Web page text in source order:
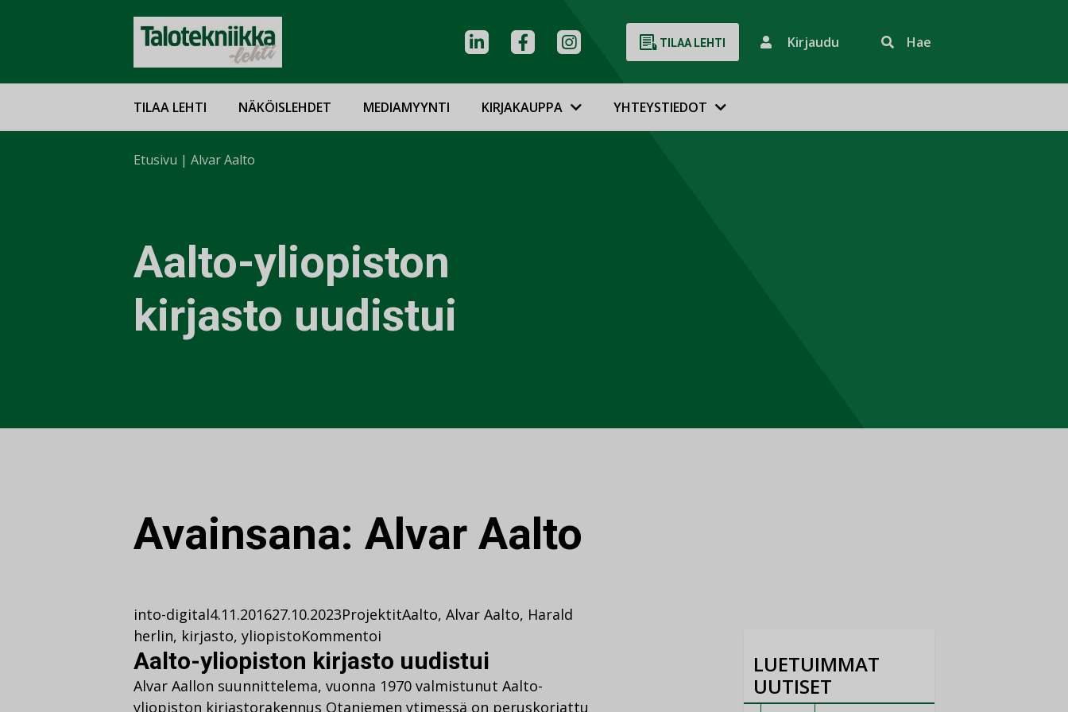
TILAA LEHTI Kirjaudu Hae
TILAA LEHTI NÄKÖISLEHDET MEDIAMYYNTI KIRJAKAUPPA YHTEYSTIEDOT
Etusivu | Alvar Aalto
Aalto-yliopiston
kirjasto uudistui
Avainsana: Alvar Aalto
into-digital4.11.201627.10.2023ProjektitAalto, Alvar Aalto, Harald
herlin, kirjasto, yliopistoKommentoi
Aalto-yliopiston kirjasto uudistui
Alvar Aallon suunnittelema, vuonna 1970 valmistunut Aalto-
yliopiston kirjastorakennus Otaniemen ytimessä on peruskorjattu
LUETUIMMAT
UUTISET